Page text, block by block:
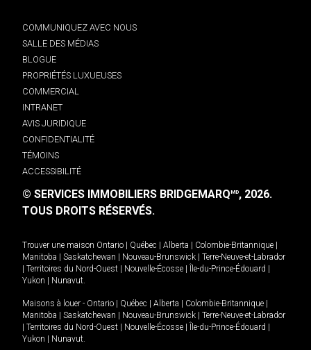
COMMUNIQUEZ AVEC NOUS
SALLE DES MÉDIAS
BLOGUE
PROPRIÉTÉS LUXUEUSES
COMMERCIAL
INTRANET
AVIS JURIDIQUE
CONFIDENTIALITÉ
TÉMOINS
ACCESSIBILITÉ
© SERVICES IMMOBILIERS BRIDGEMARQMD, 2026.
TOUS DROITS RÉSERVÉS.
Trouver une maison Ontario Québec Alberta Colombie-Britannique
Manitoba
Saskatchewan Nouveau-Brunswick
Terre-Neuve-et-Labrador
Territoires du Nord-Ouest Nouvelle-Écosse Île-du-Prince-Édouard
Yukon
Nunavut.
Maisons à louer - Ontario Québec Alberta Colombie-Britannique
Manitoba
Saskatchewan Nouveau-Brunswick
Terre-Neuve-et-Labrador
Territoires du Nord-Ouest Nouvelle-Écosse Île-du-Prince-Édouard
Yukon
Nunavut.